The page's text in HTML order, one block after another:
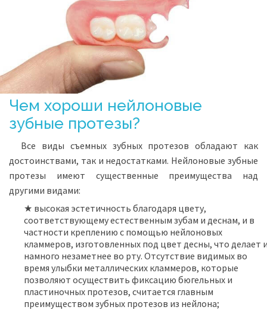
Чем хороши нейлоновые
зубные протезы?
Все виды съемных зубных протезов обладают как
достоинствами, так и недостатками. Нейлоновые зубные
протезы имеют существенные преимущества над
другими видами:
★ высокая эстетичность благодаря цвету,
соответствующему естественным зубам и деснам, и в
частности креплению с помощью нейлоновых
кламмеров, изготовленных под цвет десны, что делает
намного незаметнее во рту. Отсутствие видимых во
время улыбки металлических кламмеров, которые
позволяют осуществить фиксацию бюгельных и
пластиночных протезов, считается главным
преимуществом зубных протезов из нейлона;